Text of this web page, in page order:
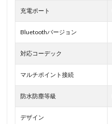
充電ポート
Bluetoothバージョン
対応コーデック
マルチポイント接続
防水防塵等級
デザイン